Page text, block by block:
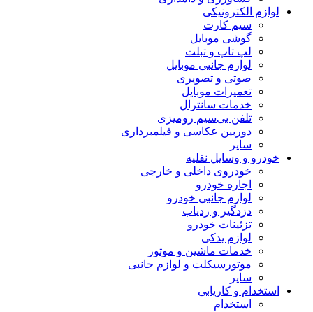
لوازم الکترونیکی
سیم کارت
گوشی موبایل
لپ تاپ و تبلت
لوازم جانبی موبایل
صوتی و تصویری
تعمیرات موبایل
خدمات سانترال
تلفن بی‌سیم رومیزی
دوربین عکاسی و فیلمبرداری
سایر
خودرو و وسایل نقلیه
خودروی داخلی و خارجی
اجاره خودرو
لوازم جانبی خودرو
دزدگیر و ردیاب
تزئینات خودرو
لوازم یدکی
خدمات ماشین و موتور
موتورسیکلت و لوازم جانبی
سایر
استخدام و کاریابی
استخدام